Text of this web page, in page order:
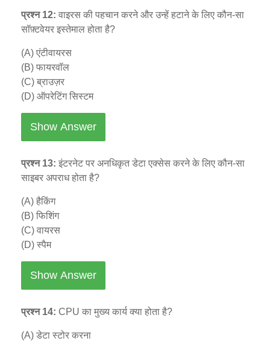
प्रश्न 12: वाइरस की पहचान करने और उन्हें हटाने के लिए कौन-सा
सॉफ़्टवेयर इस्तेमाल होता है?
(A) एंटीवायरस
(B) फायरवॉल
(C) ब्राउज़र
(D) ऑपरेटिंग सिस्टम
Show Answer
प्रश्न 13: इंटरनेट पर अनधिकृत डेटा एक्सेस करने के लिए कौन-सा
साइबर अपराध होता है?
(A) हैकिंग
(B) फिशिंग
(C) वायरस
(D) स्पैम
Show Answer
प्रश्न 14: CPU का मुख्य कार्य क्या होता है?
(A) डेटा स्टोर करना